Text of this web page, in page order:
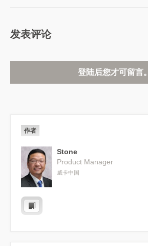
发表评论
登陆后您才可留言。
作者
Stone
Product Manager
威卡中国